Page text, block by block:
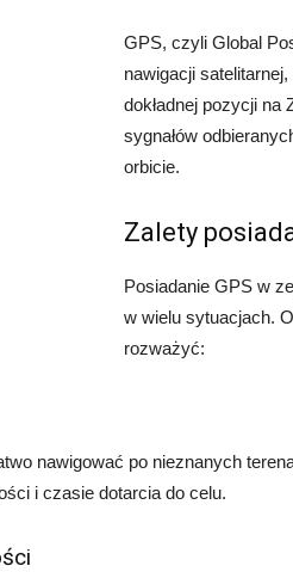
GPS, czyli Global
nawigacji
dokładnej pozycji na
sygnałów
orbicie.
Zalety
Posiadanie GPS w
w wielu sytuacjach.
rozważyć:
nawigować po nieznanych
i czasie dotarcia do celu.